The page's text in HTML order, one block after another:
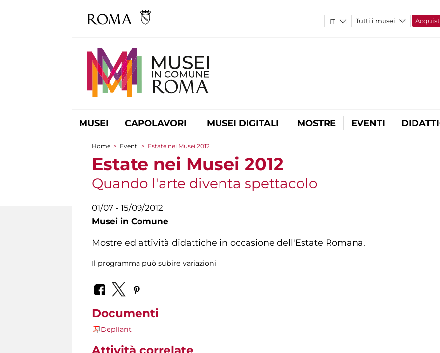
Tutti i musei
MUSEI CAPOLAVORI MUSEI DIGITALI MOSTRE EVENTI
Tu sei qui
Home > Eventi > Estate nei Musei 2012
Estate nei Musei 2012
Quando l'arte diventa spettacolo
01/07 - 15/09/2012
Musei in Comune
Mostre ed attività didattiche in occasione dell'Estate Romana.
Il programma può subire variazioni
Documenti
Depliant
Attività correlate